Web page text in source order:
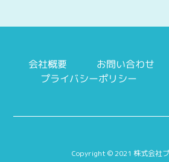
2021.11.04
サイトプレオープンいたしました
会社概要 お問い合わせ
プライバシーポリシー
Copyright © 2021 株式会社